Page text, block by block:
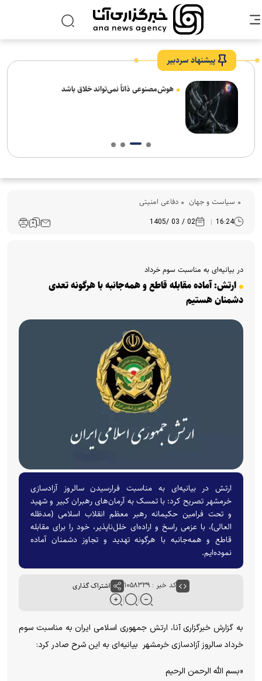
پیشنهاد سردبیر
هوش‌مصنوعی ذاتاً نمی‌تواند خلاق باشد
سیاست و جهان دفاعی امنیتی
16:24
02 / 03 /1405
در بیانیه‌ای به مناسبت سوم خرداد
ارتش: آماده مقابله قاطع و همه‌جانبه با هرگونه تعدی
دشمنان هستیم
ارتش در بیانیه‌ای به مناسبت فرارسیدن سالروز آزادسازی
خرمشهر تصریح کرد: با تمسک به آرمان‌های رهبران کبیر و شهید
و تحت فرامین حکیمانه رهبر معظم انقلاب اسلامی (مدظله
العالی)، با عزمی راسخ و اراده‌ای خلل‌ناپذیر، خود را برای مقابله
قاطع و همه‌جانبه با هرگونه تهدید و تجاوز دشمنان آماده
نموده‌ایم.
کد خبر : ۱۰۵۸۳۳۹ اشتراک گذاری
به گزارش خبرگزاری آنا، ارتش جمهوری اسلامی ایران به مناسبت سوم
خرداد سالروز آزادسازی خرمشهر بیانیه‌ای به این شرح صادر کرد:
«بسم الله الرحمن الرحیم